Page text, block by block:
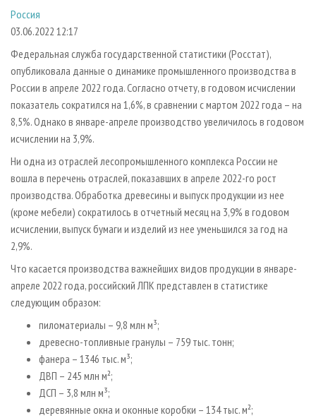
СУШКА ДРЕВЕСИНЫ
ПРОИЗВОДСТВО ДРЕВЕСНЫХ ПЛИТ
ДЕРЕВЯННОЕ ДОМОСТРОЕНИЕ
ПРОИЗВОДСТВО МЕБЕЛИ
БИОЭНЕРГЕТИКА
ЦБП
ИНСТРУМЕНТ И МАТЕРИАЛЫ
ПЕРСОНЫ
МОБИЛЬНЫЕ ВЫСТАВКИ
ОФИЦИАЛЬНЫЕ ДЕЛЕГАЦИИ
ПРИОРИТЕТНЫЕ ИНВЕСТПРОЕКТЫ
RUSSIAN FORESTRY REVIEW
ГАЗЕТА ЛЕСПРОМФОРУМ
БИБЛИОТЕКА СПЕЦИАЛИСТА
КОНТАКТЫ
РЕКЛАМОДАТЕЛЯМ
РЕКЛАМА
РЕКЛАМА НА САЙТЕ
Россия
03.06.2022 12:17
Федеральная служба государственной статистики (Росстат),
опубликовала данные о динамике промышленного производства в
России в апреле 2022 года. Согласно отчету, в годовом исчислении
показатель сократился на 1,6%, в сравнении с мартом 2022 года – на
8,5%. Однако в январе-апреле производство увеличилось в годовом
исчислении на 3,9%.
Ни одна из отраслей лесопромышленного комплекса России не
вошла в перечень отраслей, показавших в апреле 2022-го рост
производства. Обработка древесины и выпуск продукции из нее
(кроме мебели) сократилось в отчетный месяц на 3,9% в годовом
исчислении, выпуск бумаги и изделий из нее уменьшился за год на
2,9%.
Что касается производства важнейших видов продукции в январе-
апреле 2022 года, российский ЛПК представлен в статистике
следующим образом:
пиломатериалы – 9,8 млн м³;
древесно-топливные гранулы – 759 тыс. тонн;
фанера – 1346 тыс. м³;
ДВП – 245 млн м²;
ДСП – 3,8 млн м³;
деревянные окна и оконные коробки – 134 тыс. м²;